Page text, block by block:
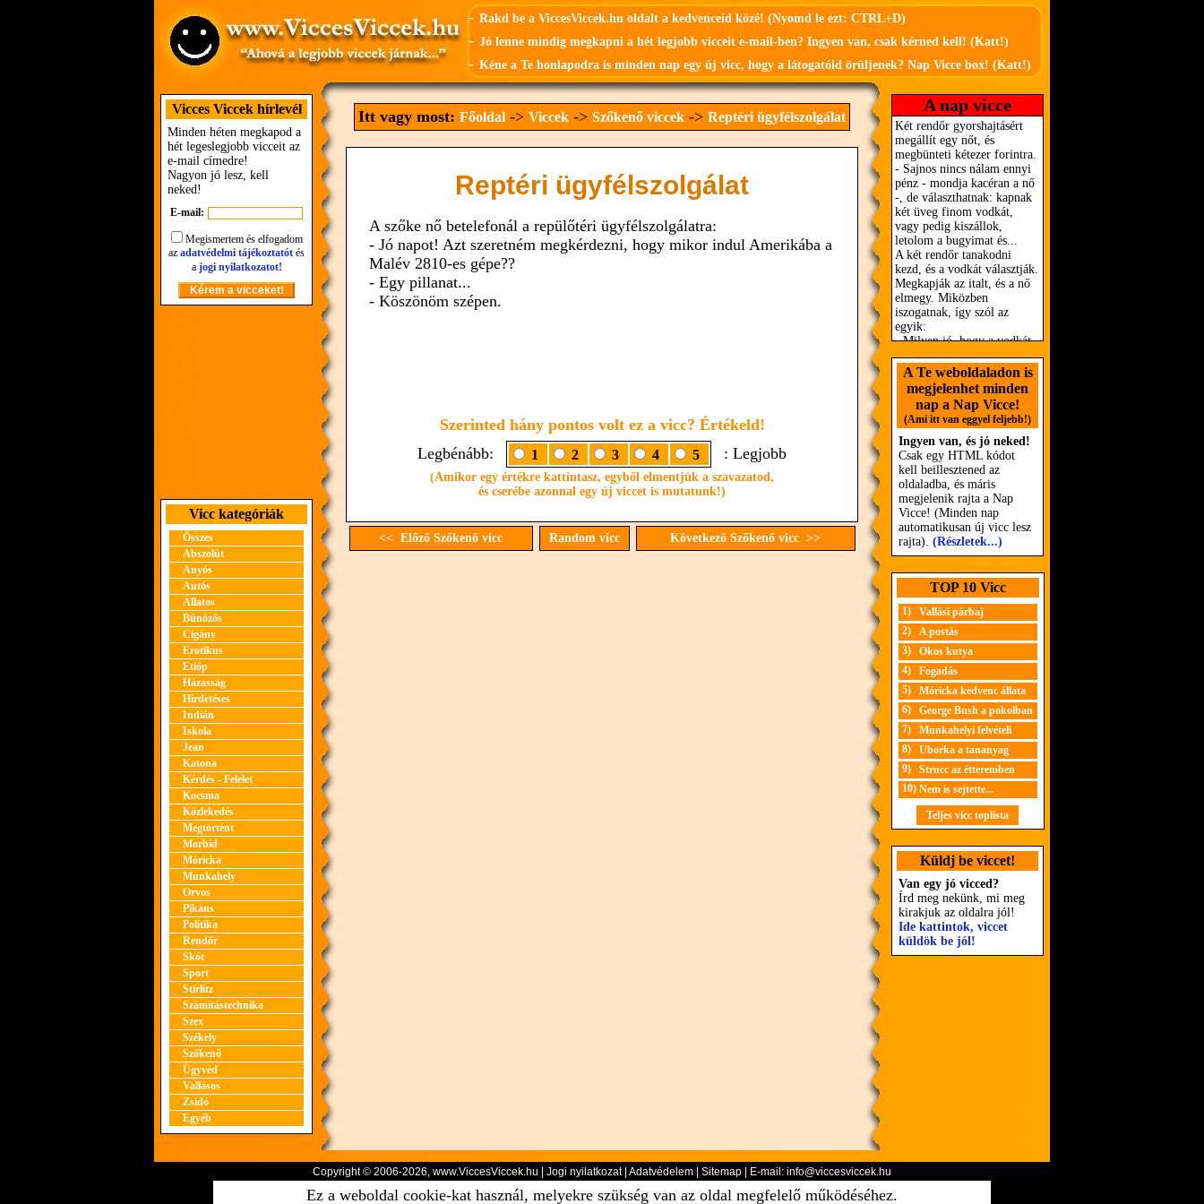
- Rakd be a ViccesViccek.hu oldalt a kedvenceid közé! (Nyomd le ezt: CTRL+D)
- Jó lenne mindig megkapni a hét legjobb vicceit e-mail-ben? Ingyen van, csak kérned kell! (Katt!)
- Kéne a Te honlapodra is minden nap egy új vicc, hogy a látogatóid örüljenek? Nap Vicce box! (Katt!)
Vicces Viccek hírlevél
Minden héten megkapod a
hét legeslegjobb vicceit az
e-mail címedre!
Nagyon jó lesz, kell
neked!
E-mail:
Megismertem és elfogadom
az adatvédelmi tájékoztatót és
a jogi nyilatkozatot!
Vicc kategóriák
Összes
Abszolút
Anyós
Autós
Állatos
Bűnözős
Cigány
Erotikus
Etióp
Házasság
Hirdetéses
Indián
Iskola
Jean
Katona
Kérdés - Felelet
Kocsma
Közlekedés
Megtörtént
Morbid
Móricka
Munkahely
Orvos
Pikáns
Politika
Rendőr
Skót
Sport
Stirlitz
Számítástechnika
Szex
Székely
Szőkenő
Ügyvéd
Vallásos
Zsidó
Egyéb
Itt vagy most: Főoldal -> Viccek -> Szőkenő viccek -> Reptéri ügyfélszolgálat
Reptéri ügyfélszolgálat
A szőke nő betelefonál a repülőtéri ügyfélszolgálatra:
- Jó napot! Azt szeretném megkérdezni, hogy mikor indul Amerikába a
Malév 2810-es gépe??
- Egy pillanat...
- Köszönöm szépen.
Szerinted hány pontos volt ez a vicc? Értékeld!
Legbénább:
1 2 3 4 5 : Legjobb
(Amikor egy értékre kattintasz, egyből elmentjük a szavazatod,
és cserébe azonnal egy új viccet is mutatunk!)
<< Előző Szőkenő vicc Random vicc Következő Szőkenő vicc >>
A nap vicce
A Te weboldaladon is
megjelenhet minden
nap a Nap Vicce!
(Ami itt van eggyel feljebb!)
Ingyen van, és jó neked!
Csak egy HTML kódot
kell beillesztened az
oldaladba, és máris
megjelenik rajta a Nap
Vicce! (Minden nap
automatikusan új vicc lesz
rajta). (Részletek...)
TOP 10 Vicc
1)
Vallási párbaj
2)
A postás
3)
Okos kutya
4)
Fogadás
5)
Móricka kedvenc állata
6)
George Bush a pokolban
7)
Munkahelyi felvételi
8)
Uborka a tananyag
9)
Strucc az étteremben
10) Nem is sejtette...
Teljes vicc toplista
Küldj be viccet!
Van egy jó vicced?
Írd meg nekünk, mi meg
kirakjuk az oldalra jól!
Ide kattintok, viccet
küldök be jól!
Copyright © 2006-2026, www.ViccesViccek.hu | Jogi nyilatkozat| Adatvédelem Sitemap | E-mail: info@viccesviccek.hu
Ez a weboldal cookie-kat használ, melyekre szükség van az oldal megfelelő működéséhez.